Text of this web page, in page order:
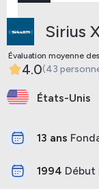
Sirius
Évaluation moyenne
4.0(43
États-Unis
13 ans
1994 Début